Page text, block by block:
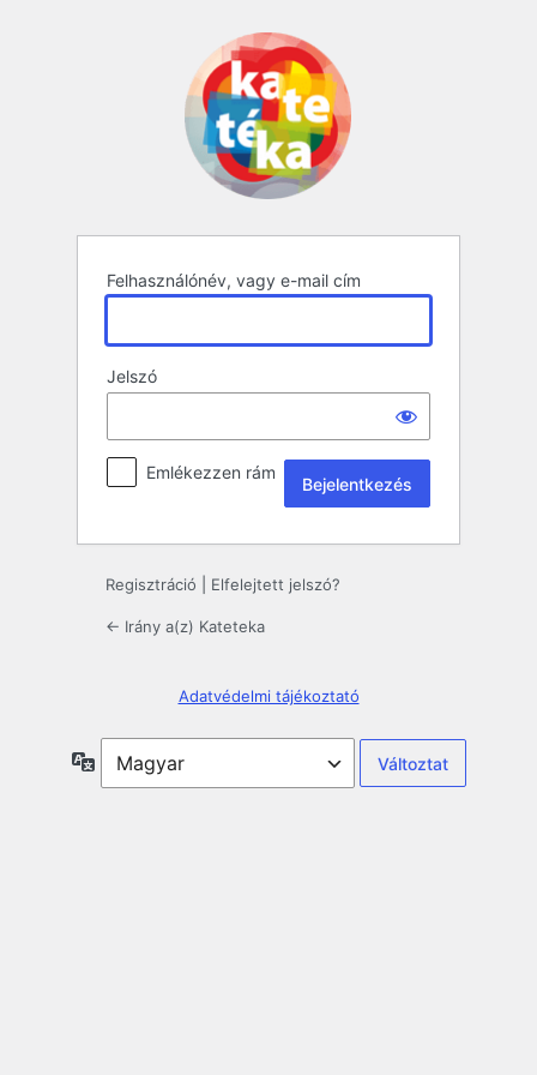
Felhasználónév, vagy e-mail cím
Jelszó
Emlékezzen rám
Regisztráció Elfelejtett jelszó?
← Irány a(z) Kateteka
Adatvédelmi tájékoztató
Nyelv